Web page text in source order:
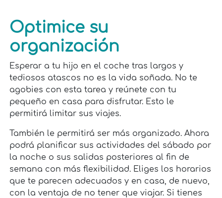
Optimice su
organización
Esperar a tu hijo en el coche tras largos y
tediosos atascos no es la vida soñada. No te
agobies con esta tarea y reúnete con tu
pequeño en casa para disfrutar. Esto le
permitirá limitar sus viajes.
También le permitirá ser más organizado. Ahora
podrá planificar sus actividades del sábado por
la noche o sus salidas posteriores al fin de
semana con más flexibilidad. Eliges los horarios
que te parecen adecuados y en casa, de nuevo,
con la ventaja de no tener que viajar. Si tienes